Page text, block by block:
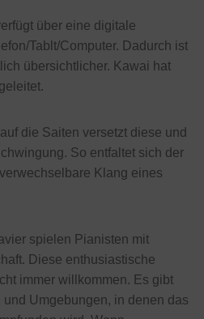
über eine digitale
Tablt/Computer. Dadurch ist
übersichtlicher. Kawai hat
die Saiten versetzt diese und
So entfaltet sich der
Klang eines
spielen Pianisten mit
Diese enthusiastische
immer willkommen. Es gibt
Umgebungen, in denen das